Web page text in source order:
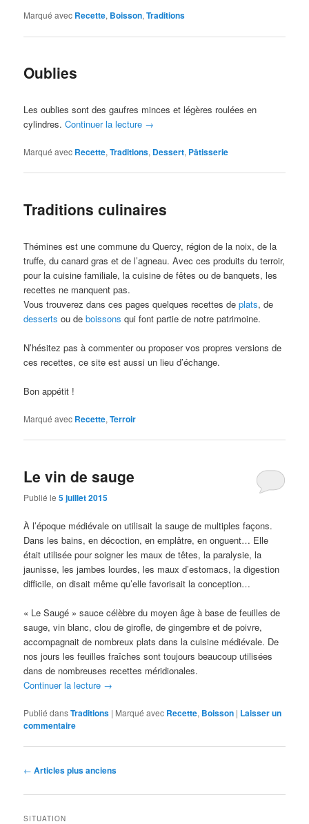
Marqué avec Recette, Boisson,Traditions
Oublies
Les oublies sont des gaufres minces et légères roulées en
cylindres.Continuer la lecture →
Marqué avec Recette,Traditions, Dessert, Pâtisserie
Traditions culinaires
Thémines est une commune du Quercy, région de la noix, de la
truffe, du canard gras et de l’agneau. Avec ces produits du terroir,
pour la cuisine familiale, la cuisine de fêtes ou de banquets, les
recettes ne manquent pas.
Vous trouverez dans ces pages quelques recettes deplats, de
desserts ou deboissons qui font partie de notre patrimoine.
N’hésitez pas à commenter ou proposer vos propres versions de
ces recettes, ce site est aussi un lieu d’échange.
Bon appétit !
Marqué avec Recette,Terroir
Le vin de sauge
Publié le5 juillet 2015
À l’époque médiévale on utilisait la sauge de multiples façons.
Dans les bains, en décoction, en emplâtre, en onguent… Elle
était utilisée pour soigner les maux de têtes, la paralysie, la
jaunisse, les jambes lourdes, les maux d’estomacs, la digestion
difficile, on disait même qu’elle favorisait la conception…
« Le Saugé » sauce célèbre du moyen âge à base de feuilles de
sauge, vin blanc, clou de girofle, de gingembre et de poivre,
accompagnait de nombreux plats dans la cuisine médiévale. De
nos jours les feuilles fraîches sont toujours beaucoup utilisées
dans de nombreuses recettes méridionales.
Continuer la lecture →
Publié dansTraditions | Marqué avec Recette, Boisson | Laisser un
commentaire
Navigation
articles
← Articles plus anciens
SITUATION